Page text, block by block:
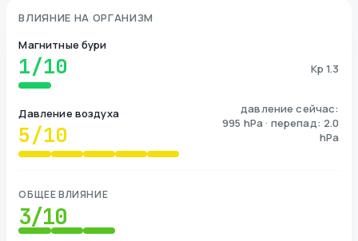
ВЛИЯНИЕ НА ОРГАНИЗМ
Магнитные бури
1/10 Kp 1.3
Давление воздуха
5/10
давление сейчас:
995 hPa · перепад: 2.0
hPa
ОБЩЕЕ ВЛИЯНИЕ
3/10